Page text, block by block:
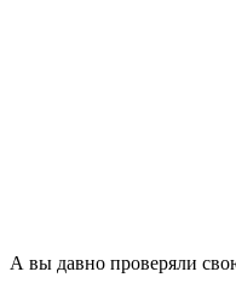
А вы давно проверяли